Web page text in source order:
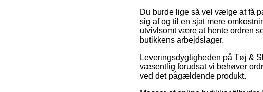
Du burde lige så vel vælge at få
sig af og til en sjat mere
utvivlsomt være at hente ordren
butikkens arbejdslager.
Leveringsdygtigheden på Tøj &
væsentlig forudsat vi behøver
ved det pågældende produkt.